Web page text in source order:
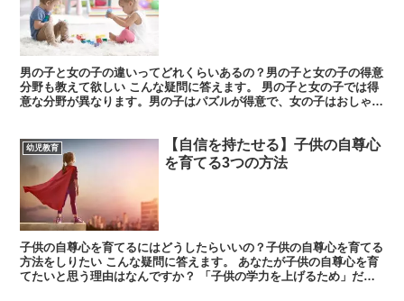
男の子と女の子の違いってどれくらいあるの？男の子と女の子の得意
分野も教えて欲しい こんな疑問に答えます。 男の子と女の子では得
意な分野が異なります。男の子はパズルが得意で、女の子はおしゃべ
幼児教育
【自信を持たせる】子供の自尊心
を育てる3つの方法
子供の自尊心を育てるにはどうしたらいいの？子供の自尊心を育てる
方法をしりたい こんな疑問に答えます。 あなたが子供の自尊心を育
てたいと思う理由はなんですか？ 「子供の学力を上げるため」だっ